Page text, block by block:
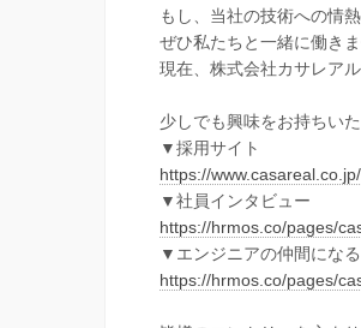
もし、当社の技術への情
ぜひ私たちと一緒に働き
現在、株式会社カサレア
少しでも興味をお持ちい
▼採用サイト
https://
▼社員インタビュー
https://hrmos.co/pages/
▼エンジニアの仲間にな
https://hrmos.co/pages/